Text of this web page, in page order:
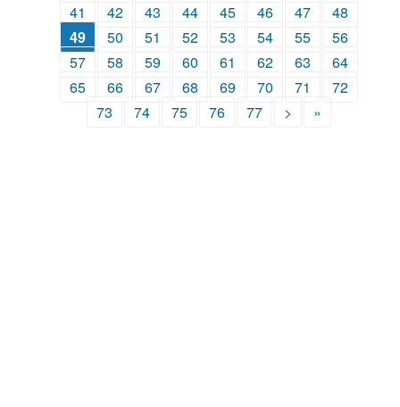
41
42 43 44 45 46 47
48
49
50 51 52 53 54 55
56
57
58 59 60 61 62 63
64
65
66 67 68 69 70 71
72
73
74 75 76 77 > »